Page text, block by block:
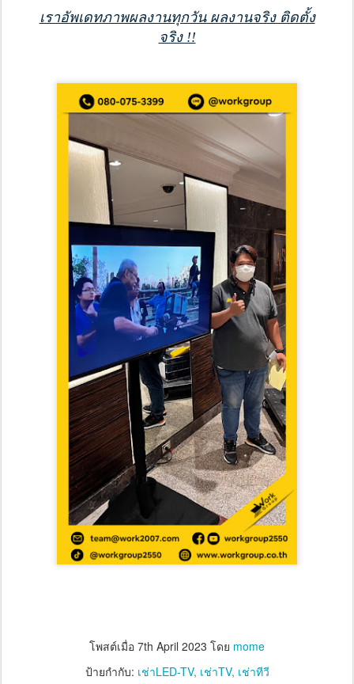
เราอัพเดทภาพผลงานทุกวัน ผลงานจริง ติดตั้ง
จริง !!
โพสต์เมื่อ 7th April 2023 โดย mome
ป้ายกำกับ: เช่าLED-TV เช่าTV เช่าทีวี